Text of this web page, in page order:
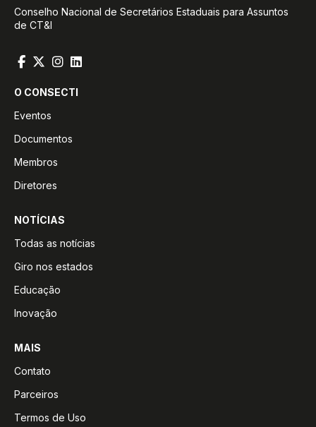
Conselho Nacional de Secretários Estaduais para Assuntos
de CT&I
O CONSECTI
Eventos
Documentos
Membros
Diretores
NOTÍCIAS
Todas as notícias
Giro nos estados
Educação
Inovação
MAIS
Contato
Parceiros
Termos de Uso